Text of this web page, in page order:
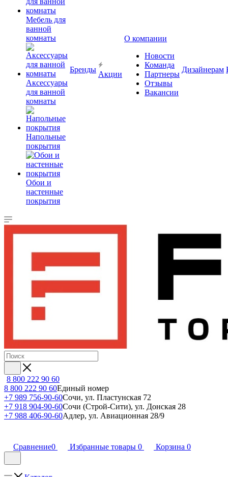
Мебель для
ванной
комнаты
Аксессуары
для ванной
комнаты
Напольные
покрытия
Обои и
настенные
покрытия
Бренды
Акции
О компании
Новости
Команда
Партнеры
Отзывы
Вакансии
Дизайнерам
8 800 222 90 60
8 800 222 90 60Единый номер
+7 989 756-90-60Сочи, ул. Пластунская 72
+7 918 904-90-60Сочи (Строй-Сити), ул. Донская 28
+7 988 406-90-60Адлер, ул. Авиационная 28/9
Сравнение0 Избранные товары 0 Корзина 0